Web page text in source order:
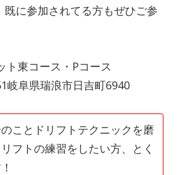
既に参加されてる方もぜひご参
ト東コース・Pコース
岐阜県瑞浪市日吉町6940
ことドリフトテクニックを磨
フトの練習をしたい方、とく